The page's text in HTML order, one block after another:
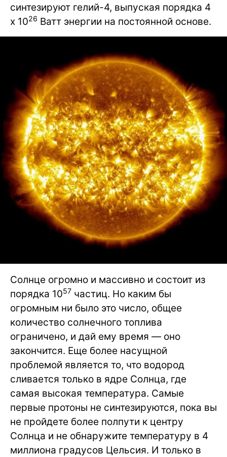
синтезируют гелий-4, выпуская порядка 4
х 1026 Ватт энергии на постоянной основе.
Солнце огромно и массивно и состоит из
порядка 1057 частиц. Но каким бы
огромным ни было это число, общее
количество солнечного топлива
ограничено, и дай ему время — оно
закончится. Еще более насущной
проблемой является то, что водород
сливается только в ядре Солнца, где
самая высокая температура. Самые
первые протоны не синтезируются, пока вы
не пройдете более полпути к центру
Солнца и не обнаружите температуру в 4
миллиона градусов Цельсия. И только в